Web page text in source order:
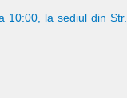
10:00, la sediul din Str.